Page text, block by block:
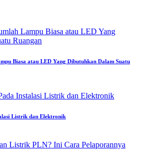
Biasa atau LED Yang Dibutuhkan Dalam Suatu
Listrik dan Elektronik